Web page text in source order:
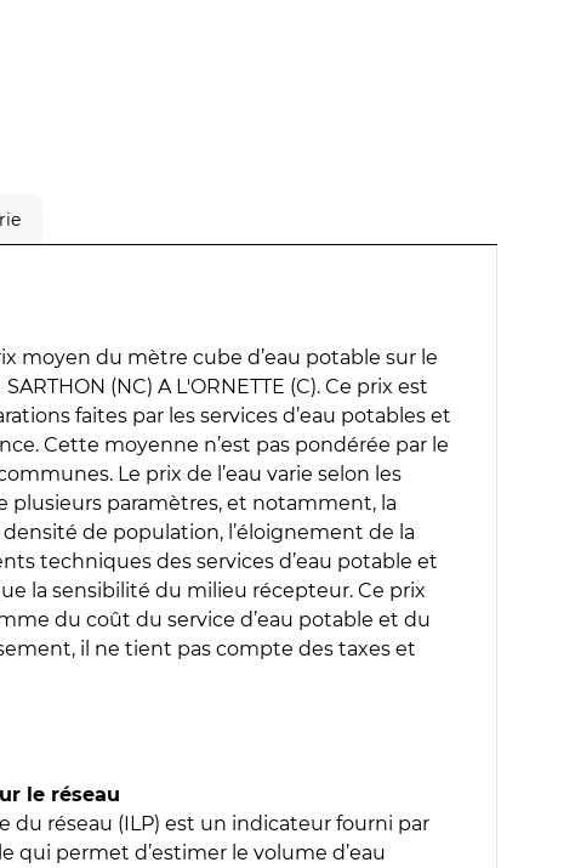
moyen du mètre cube d’eau potable sur le
(NC) A L'ORNETTE (C). Ce prix est
faites par les services d’eau potables et
Cette moyenne n’est pas pondérée par le
Le prix de l’eau varie selon les
plusieurs paramètres, et notamment, la
de population, l’éloignement de la
techniques des services d’eau potable et
la sensibilité du milieu récepteur. Ce prix
du coût du service d’eau potable et du
il ne tient pas compte des taxes et
le réseau
du réseau (ILP) est un indicateur fourni par
qui permet d’estimer le volume d’eau